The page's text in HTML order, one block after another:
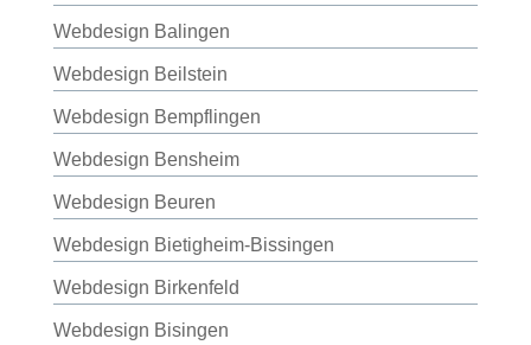
Webdesign Balingen
Webdesign Beilstein
Webdesign Bempflingen
Webdesign Bensheim
Webdesign Beuren
Webdesign Bietigheim-Bissingen
Webdesign Birkenfeld
Webdesign Bisingen